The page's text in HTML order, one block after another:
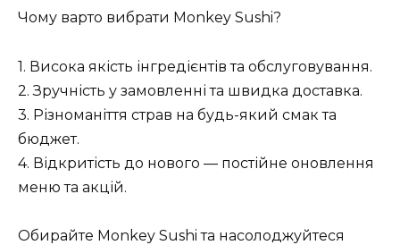
Чому варто вибрати Monkey Sushi?
1. Висока якість інгредієнтів та обслуговування.
2. Зручність у замовленні та швидка доставка.
3. Різноманіття страв на будь-який смак та
бюджет.
4. Відкритість до нового — постійне оновлення
меню та акцій.
Обирайте Monkey Sushi та насолоджуйтеся